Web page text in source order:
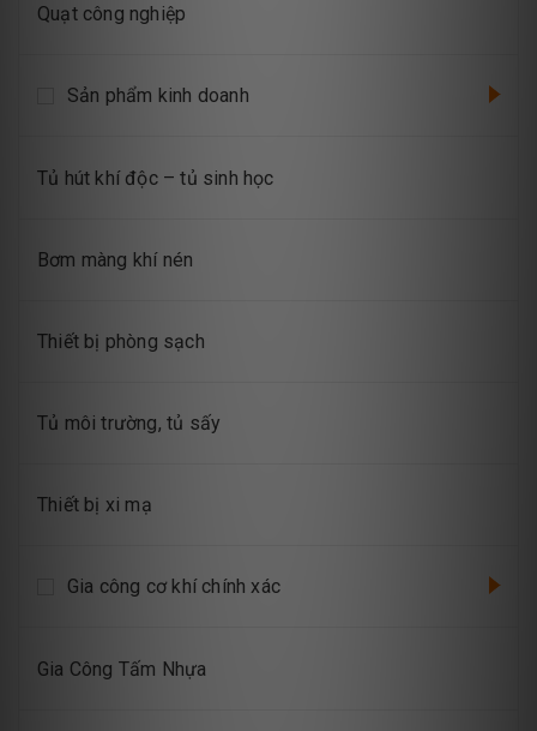
Quạt công nghiệp
Sản phẩm kinh doanh
Tủ hút khí độc – tủ sinh học
Bơm màng khí nén
Thiết bị phòng sạch
Tủ môi trường, tủ sấy
Thiết bị xi mạ
Gia công cơ khí chính xác
Gia Công Tấm Nhựa